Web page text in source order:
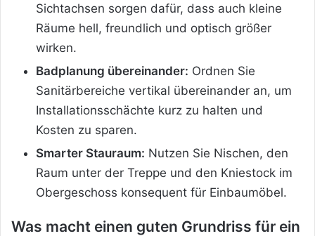
Sichtachsen sorgen dafür, dass auch kleine
Räume hell, freundlich und optisch größer
wirken.
Badplanung übereinander: Ordnen Sie
Sanitärbereiche vertikal übereinander an, um
Installationsschächte kurz zu halten und
Kosten zu sparen.
Smarter Stauraum: Nutzen Sie Nischen, den
Raum unter der Treppe und den Kniestock im
Obergeschoss konsequent für Einbaumöbel.
Was macht einen guten Grundriss für ein